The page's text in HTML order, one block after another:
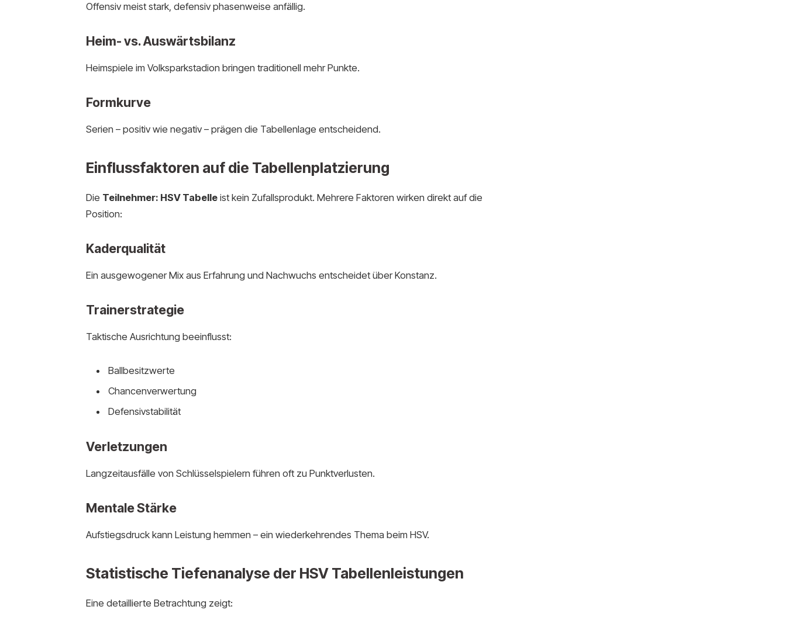
Offensiv meist stark, defensiv phasenweise anfällig.
Heim- vs. Auswärtsbilanz
Heimspiele im Volksparkstadion bringen traditionell mehr Punkte.
Formkurve
Serien – positiv wie negativ – prägen die Tabellenlage entscheidend.
Einflussfaktoren auf die Tabellenplatzierung
Die Teilnehmer: HSV Tabelleist kein Zufallsprodukt. Mehrere Faktoren wirken direkt auf die
Position:
Kaderqualität
Ein ausgewogener Mix aus Erfahrung und Nachwuchs entscheidet über Konstanz.
Trainerstrategie
Taktische Ausrichtung beeinflusst:
Ballbesitzwerte
Chancenverwertung
Defensivstabilität
Verletzungen
Langzeitausfälle von Schlüsselspielern führen oft zu Punktverlusten.
Mentale Stärke
Aufstiegsdruck kann Leistung hemmen – ein wiederkehrendes Thema beim HSV.
Statistische Tiefenanalyse der HSV Tabellenleistungen
Eine detaillierte Betrachtung zeigt: